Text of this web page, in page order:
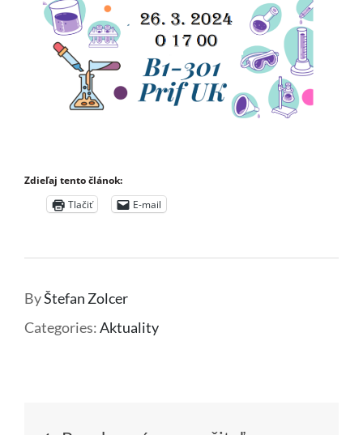
Zdieľaj tento článok:
Tlačiť
E-mail
ByŠtefan Zolcer
Categories:Aktuality
Navigácia